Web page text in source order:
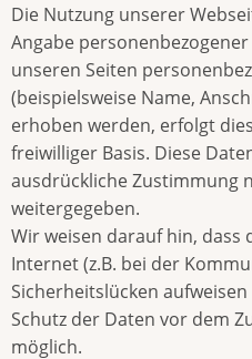
Die Nutzung unserer
Angabe
unseren Seiten
(beispielsweise Name,
erhoben werden, erfolgt
freiwilliger Basis. Diese
ausdrückliche Zustimmung
weitergegeben.
Wir weisen darauf hin,
Internet (z.B. bei der
Sicherheitslücken
Schutz der Daten vor dem
möglich.